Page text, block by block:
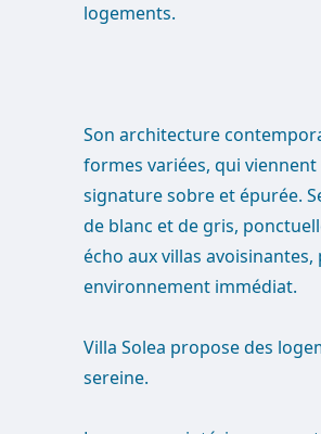
logements.
Son architecture
formes variées, qui
signature sobre et épurée.
de blanc et de gris,
écho aux villas
environnement immédiat.
Villa Solea propose des
sereine.